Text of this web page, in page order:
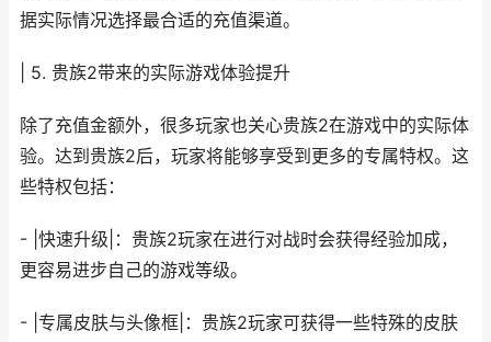
据实际情况选择最合适的充值渠道。
| 5. 贵族2带来的实际游戏体验提升
除了充值金额外，很多玩家也关心贵族2在游戏中的实际体
验。达到贵族2后，玩家将能够享受到更多的专属特权。这
些特权包括：
- |快速升级|：贵族2玩家在进行对战时会获得经验加成，
更容易进步自己的游戏等级。
- |专属皮肤与头像框|：贵族2玩家可获得一些特殊的皮肤